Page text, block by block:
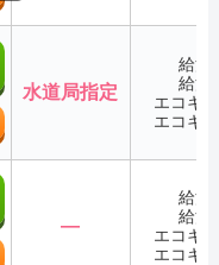
水道局指定
給湯
給湯
エコキ
エコキ
―
給湯
給湯
エコキ
エコキ